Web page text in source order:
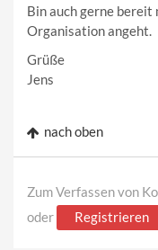
Bin auch gerne bereit
Organisation angeht.
Grüße
Jens
nach oben
Zum Verfassen von
oder
Registrieren